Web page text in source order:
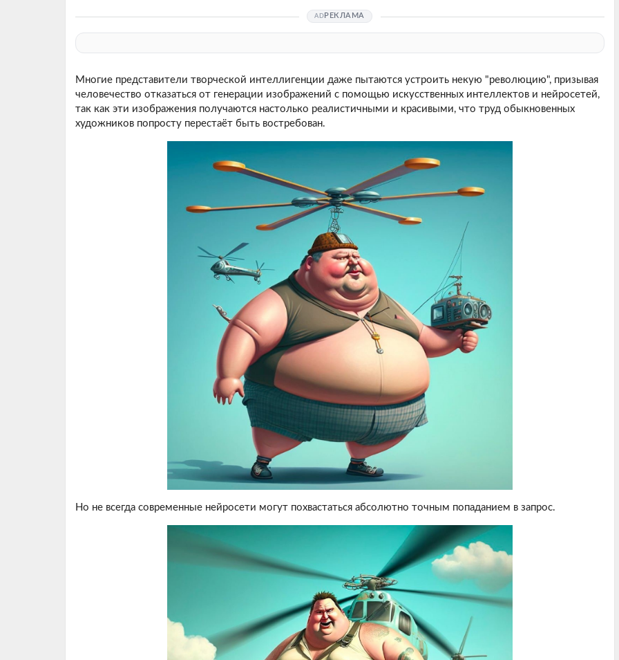
РЕКЛАМА
Многие представители творческой интеллигенции даже пытаются устроить некую "революцию", призывая
человечество отказаться от генерации изображений с помощью искусственных интеллектов и нейросетей,
так как эти изображения получаются настолько реалистичными и красивыми, что труд обыкновенных
художников попросту перестаёт быть востребован.
Но не всегда современные нейросети могут похвастаться абсолютно точным попаданием в запрос.